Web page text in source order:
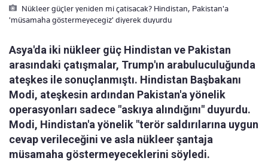
Nükleer güçler yeniden mi çatisacak? Hindistan, Pakistan'a
'müsamaha göstermeyecegiz' diyerek duyurdu
Asya'da iki nükleer güç Hindistan ve Pakistan
arasındaki çatışmalar, Trump'ın arabuluculuğunda
ateşkes ile sonuçlanmıştı. Hindistan Başbakanı
Modi, ateşkesin ardından Pakistan'a yönelik
operasyonları sadece "askıya alındığını" duyurdu.
Modi, Hindistan'a yönelik "terör saldırılarına uygun
cevap verileceğini ve asla nükleer şantaja
müsamaha göstermeyeceklerini söyledi.